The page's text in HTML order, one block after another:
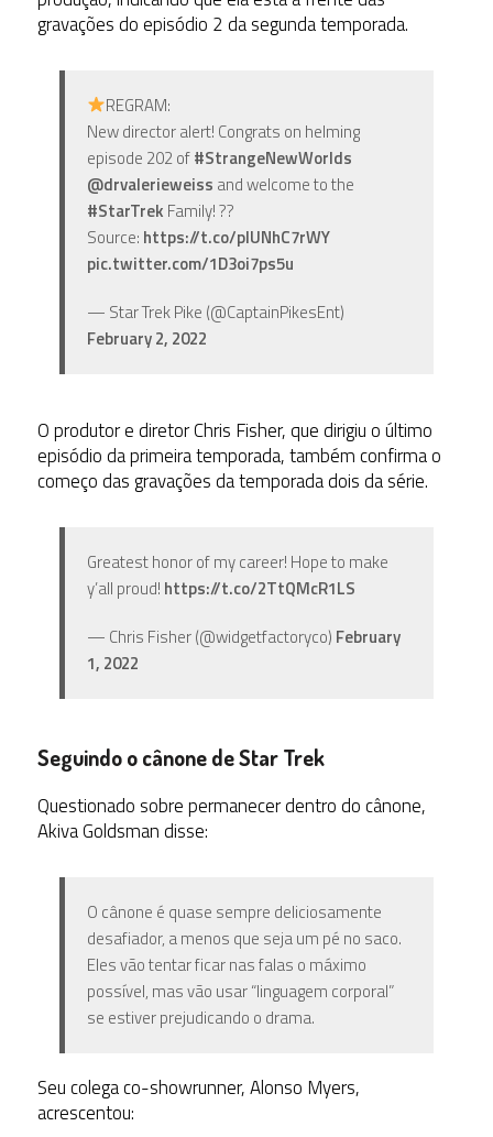
gravações do episódio 2 da segunda temporada.
REGRAM:
New director alert! Congrats on helming
episode 202 of#StrangeNewWorlds
@drvalerieweiss and welcome to the
#StarTrek Family! ??
Source: https://t.co/plUNhC7rWY
pic.twitter.com/1D3oi7ps5u
— Star Trek Pike (@CaptainPikesEnt)
February 2, 2022
O produtor e diretor Chris Fisher, que dirigiu o último
episódio da primeira temporada, também confirma o
começo das gravações da temporada dois da série.
Greatest honor of my career! Hope to make
y’all proud! https://t.co/2TtQMcR1LS
— Chris Fisher (@widgetfactoryco) February
1, 2022
Seguindo o cânone de Star Trek
Questionado sobre permanecer dentro do cânone,
Akiva Goldsman disse:
O cânone é quase sempre deliciosamente
desafiador, a menos que seja um pé no saco.
Eles vão tentar ficar nas falas o máximo
possível, mas vão usar “linguagem corporal”
se estiver prejudicando o drama.
Seu colega co-showrunner, Alonso Myers,
acrescentou: